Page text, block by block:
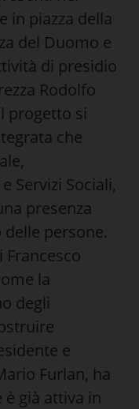
in piazza della
del Duomo e
di presidio
Rodolfo
progetto si
che
Servizi Sociali,
presenza
delle persone.
Francesco
la
degli
e
Furlan, ha
è già attiva in